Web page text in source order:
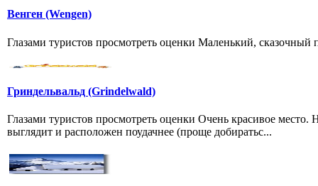
Венген (Wengen)
Глазами туристов просмотреть оценки Маленький,
Гриндельвальд (Grindelwald)
Глазами туристов просмотреть оценки Очень красивое
выглядит и расположен поудачнее (проще добиратьс...